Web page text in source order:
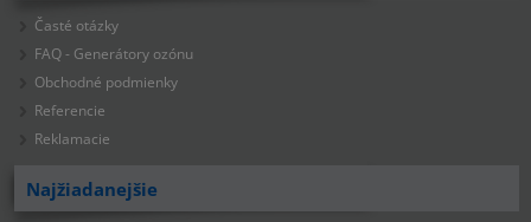
Časté otázky
FAQ - Generátory ozónu
Obchodné podmienky
Referencie
Reklamacie
Najžiadanejšie